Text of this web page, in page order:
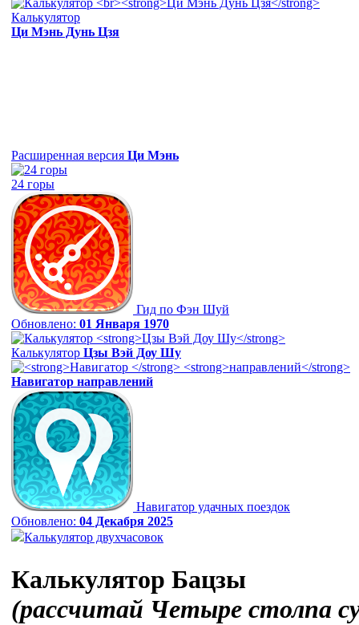
Калькулятор
Ци Мэнь Дунь Цзя
Расширенная версия Ци Мэнь
24 горы
Гид по Фэн Шуй
Обновлено: 01 Января 1970
Калькулятор Цзы Вэй Доу Шу
Навигатор направлений
Навигатор удачных поездок
Обновлено: 04 Декабря 2025
Калькулятор двухчасовок
Калькулятор Бацзы
(рассчитай Четыре столпа